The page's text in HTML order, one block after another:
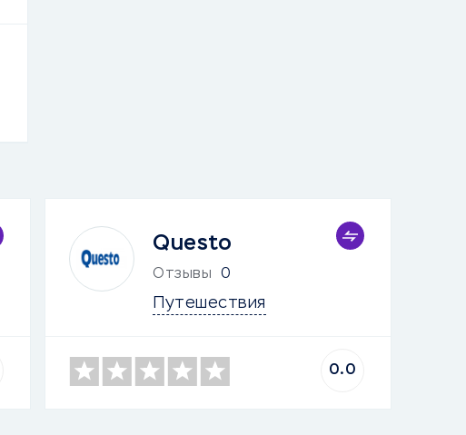
Questo
Отзывы 0
Путешествия
0.0